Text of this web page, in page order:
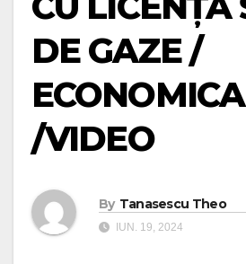
DE GAZE /
ECONOMICA
/VIDEO
By Tanasescu Theo
IUN. 19, 2024